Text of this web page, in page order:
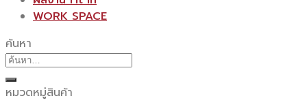
WORK SPACE
ค้นหา
ค้นหา:
หมวดหมู่สินค้า